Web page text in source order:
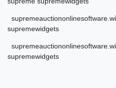
supremewidgets
supremewidgets